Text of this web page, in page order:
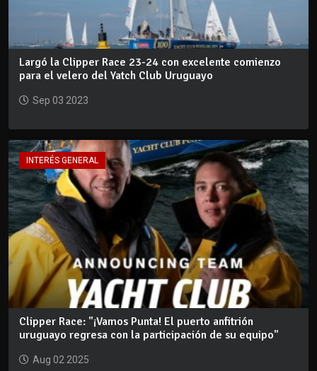
Largó la Clipper Race 23-24 con excelente comienzo
para el velero del Yatch Club Uruguayo
Sep 03 2023
INTERÉS GENERAL
Clipper Race: "¡Vamos Punta! El puerto anfitrión
uruguayo regresa con la participación de su equipo"
Aug 02 2025